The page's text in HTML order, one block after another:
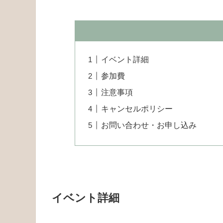
イベント詳細
参加費
注意事項
キャンセルポリシー
お問い合わせ・お申し込み
イベント詳細